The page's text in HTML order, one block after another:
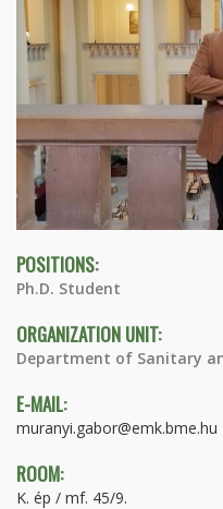
POSITIONS:
Ph.D. Student
ORGANIZATION UNIT:
Department of Sanitary
E-MAIL:
muranyi.gabor@emk.bme.hu
ROOM:
K. ép / mf. 45/9.